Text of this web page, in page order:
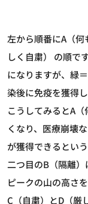
左から順番にA（
しく自粛） の順で
になりますが、緑
染後に免疫を獲得し
こうしてみるとA
くなり、医療崩壊
が獲得できるとい
二つ目のB（隔離）
ピークの山の高さ
C（自粛）とD（厳